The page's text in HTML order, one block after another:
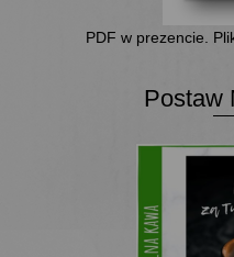
PDF w prezencie.
Postaw